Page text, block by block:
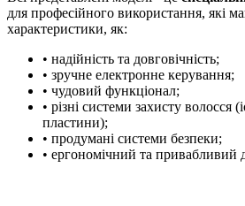
для професійного використання, які
характеристики, як:
• надійність та довговічність;
• зручне електронне керування;
• чудовий функціонал;
• різні системи захисту волосся
пластини);
• продумані системи безпеки;
• ергономічний та привабливий